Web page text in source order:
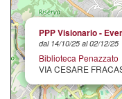
PPP Visionario -
dal 14/10/25 al 02/12/25
Biblioteca Penazzato
VIA CESARE